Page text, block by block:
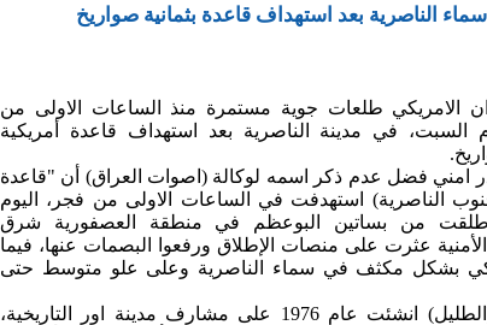
الناصرية بعد استهداف قاعدة بثمانية صواريخ
الامريكي طلعات جوية مستمرة منذ الساعات الاولى من
السبت، في مدينة الناصرية بعد استهداف قاعدة أمريكية
امني فضل عدم ذكر اسمه لوكالة (اصوات العراق) أن "قاعدة
علي الجوية (18 كم جنوب الناصرية) استهدفت في الساعات الاولى من فجر، اليوم
أطلقت من بساتين البوعظم في منطقة العصفورية شرق
الأمنية عثرت على منصات الإطلاق ورفعوا البصمات عنها، فيما
بشكل مكثف في سماء الناصرية وعلى علو متوسط حتى
وقاعدة الامام علي الجوية (الطليل) انشئت عام 1976 على مشارف مدينة اور التاريخية،